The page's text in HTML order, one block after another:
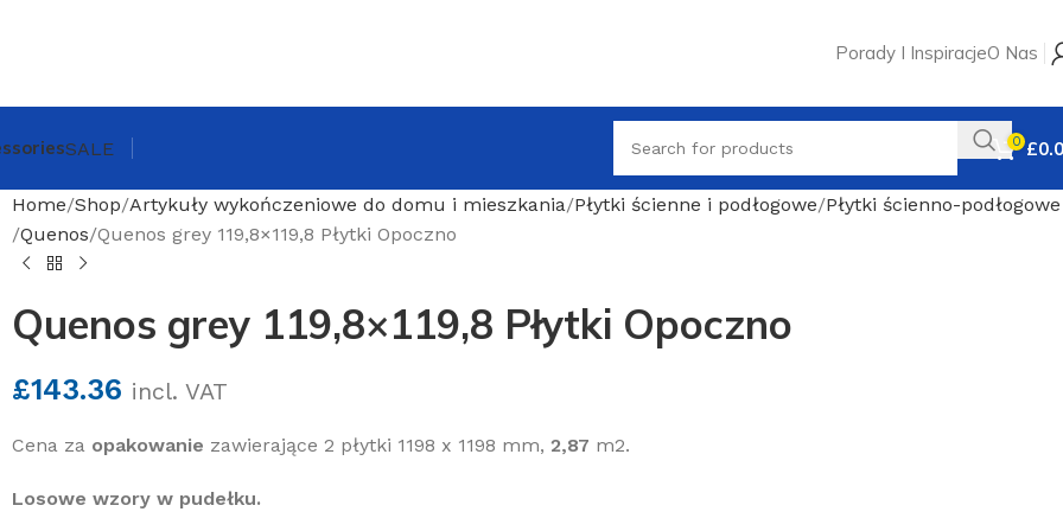
Porady I InspiracjeO Nas
SALE 0 £
Home Shop Artykuły wykończeniowe do domu i mieszkania Płytki ścienne i podłogowe Płytki ścienno-podłogowe
Quenos Quenos grey 119,8×119,8 Płytki Opoczno
Quenos grey 119,8×119,8 Płytki Opoczno
£143.36 incl. VAT
Cena za opakowanie zawierające 2 płytki 1198 x 1198 mm, 2,87 m2.
Losowe wzory w pudełku.